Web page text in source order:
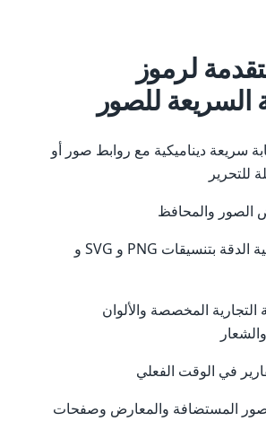
لرموز
السريعة للصور
سريعة ديناميكية مع روابط صور أو
للتحرير
الصور والمحافظ
تنزيلات عالية الدقة بتنسيقات PNG و SVG و
التجارية المخصصة والألوان
في الوقت الفعلي
المستضافة والمعارض وصفحات